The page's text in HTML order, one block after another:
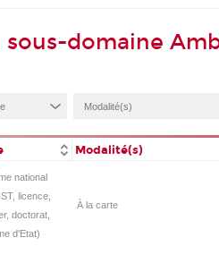
domaine
Modalité(s)
national
licence,
doctorat,
d'Etat)
À la carte